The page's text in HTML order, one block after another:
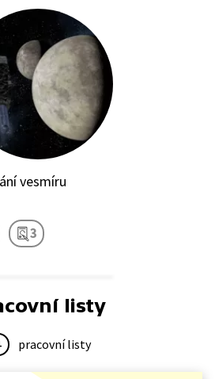
vesmíru
3
listy
pracovní listy